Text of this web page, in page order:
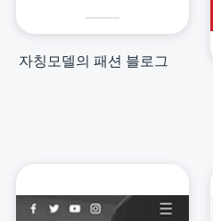
자칭모델의 패션 블로그